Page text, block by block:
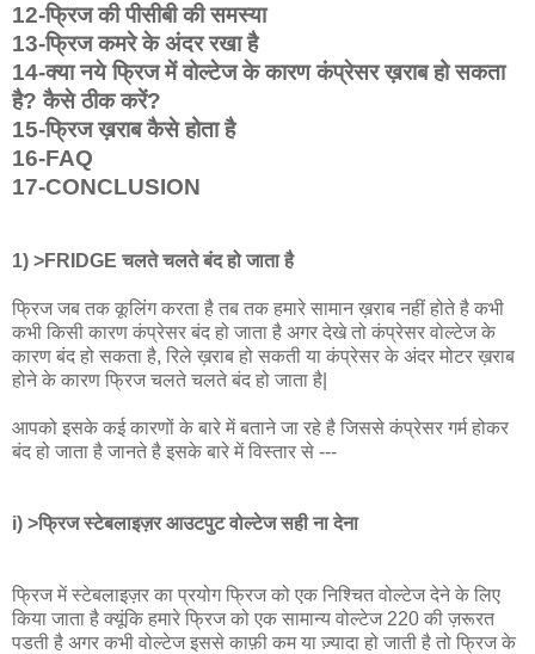
12-फ्रिज की पीसीबी की समस्या
13-फ्रिज कमरे के अंदर रखा है
14-क्या नये फ्रिज में वोल्टेज के कारण कंप्रेसर ख़राब हो सकता
है? कैसे ठीक करें?
15-फ्रिज ख़राब कैसे होता है
16-FAQ
17-CONCLUSION
1) >FRIDGE चलते चलते बंद हो जाता है
फ्रिज जब तक कूलिंग करता है तब तक हमारे सामान ख़राब नहीं होते है कभी
कभी किसी कारण कंप्रेसर बंद हो जाता है अगर देखे तो कंप्रेसर वोल्टेज के
कारण बंद हो सकता है, रिले ख़राब हो सकती या कंप्रेसर के अंदर मोटर ख़राब
होने के कारण फ्रिज चलते चलते बंद हो जाता है|
आपको इसके कई कारणों के बारे में बताने जा रहे है जिससे कंप्रेसर गर्म होकर
बंद हो जाता है जानते है इसके बारे में विस्तार से ---
i) >फ्रिज स्टेबलाइज़र आउटपुट वोल्टेज सही ना देना
फ्रिज में स्टेबलाइज़र का प्रयोग फ्रिज को एक निश्चित वोल्टेज देने के लिए
किया जाता है क्यूंकि हमारे फ्रिज को एक सामान्य वोल्टेज 220 की ज़रूरत
पडती है अगर कभी वोल्टेज इससे काफ़ी कम या ज़्यादा हो जाती है तो फ्रिज के